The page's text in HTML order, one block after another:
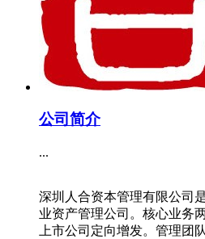
公司简介
...
深圳人合资本管理有限公司
业资产管理公司。核心业务
上市公司定向增发。管理团